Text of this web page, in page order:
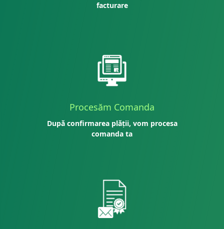
facturare
Procesăm Comanda
După confirmarea plății, vom procesa
comanda ta